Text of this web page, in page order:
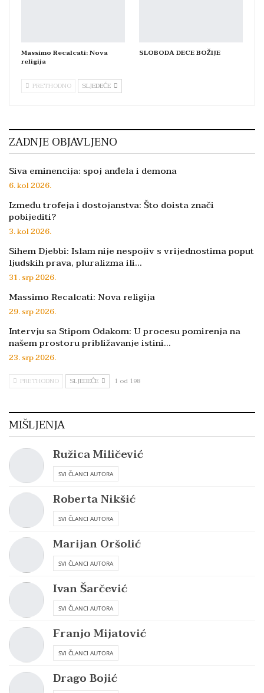
Massimo Recalcati: Nova
religija
SLOBODA DECE BOŽIJE
PRETHODNO SLJEDEĆE
ZADNJE OBJAVLJENO
Siva eminencija: spoj anđela i demona
6. kol 2026.
Između trofeja i dostojanstva: Što doista znači
pobijediti?
3. kol 2026.
Sihem Djebbi: Islam nije nespojiv s vrijednostima poput
ljudskih prava, pluralizma ili…
31. srp 2026.
Massimo Recalcati: Nova religija
29. srp 2026.
Intervju sa Stipom Odakom: U procesu pomirenja na
našem prostoru približavanje istini…
23. srp 2026.
PRETHODNO SLJEDEĆE 1 od 198
MIŠLJENJA
Ružica Miličević
SVI ČLANCI AUTORA
Roberta Nikšić
SVI ČLANCI AUTORA
Marijan Oršolić
SVI ČLANCI AUTORA
Ivan Šarčević
SVI ČLANCI AUTORA
Franjo Mijatović
SVI ČLANCI AUTORA
Drago Bojić